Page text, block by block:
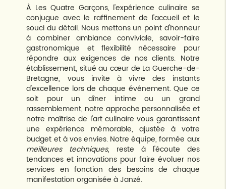
À Les Quatre Garçons, l'expérience culinaire se
conjugue avec le raffinement de l'accueil et le
souci du détail. Nous mettons un point d'honneur
à combiner ambiance conviviale, savoir-faire
gastronomique et flexibilité nécessaire pour
répondre aux exigences de nos clients. Notre
établissement, situé au cœur de La Guerche-de-
Bretagne, vous invite à vivre des instants
d'excellence lors de chaque événement. Que ce
soit pour un dîner intime ou un grand
rassemblement, notre approche personnalisée et
notre maîtrise de l'art culinaire vous garantissent
une expérience mémorable, ajustée à votre
budget et à vos envies. Notre équipe, formée aux
meilleures techniques, reste à l'écoute des
tendances et innovations pour faire évoluer nos
services en fonction des besoins de chaque
manifestation organisée à Janzé.